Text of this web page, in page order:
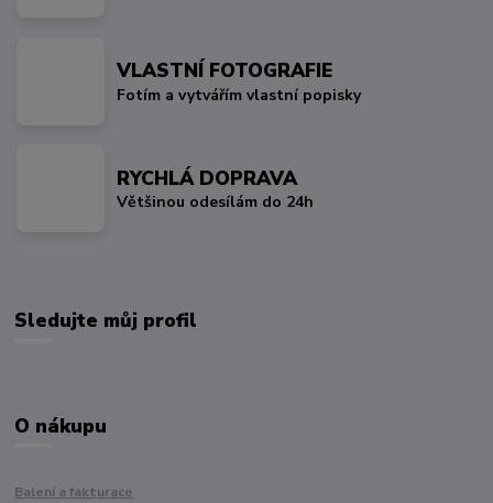
VLASTNÍ FOTOGRAFIE
Fotím a vytvářím vlastní popisky
RYCHLÁ DOPRAVA
Většinou odesílám do 24h
Sledujte můj profil
O nákupu
Balení a fakturace